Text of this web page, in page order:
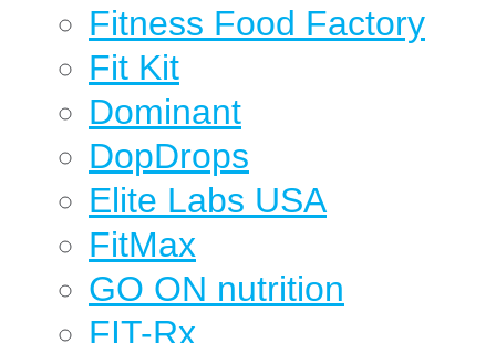
Fitness Food Factory
Fit Kit
Dominant
DopDrops
Elite Labs USA
FitMax
GO ON nutrition
FIT-Rx